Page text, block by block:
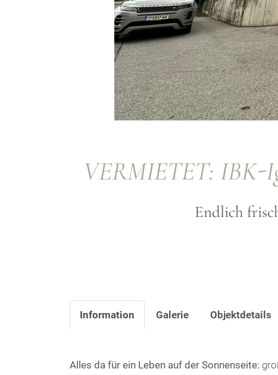
VERMIETET: IBK-
Endlich
Information Galerie Objektdetails
Alles da für ein Leben auf der Sonnenseite: